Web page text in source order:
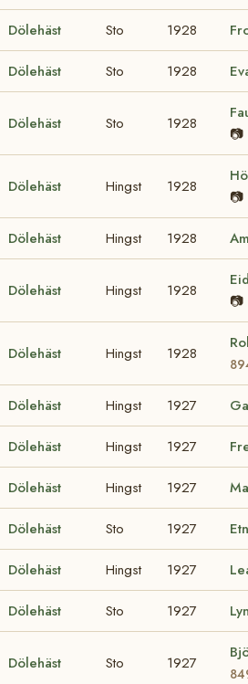
Dölehäst Sto 1928
Dölehäst Sto 1928
Dölehäst Sto 1928
📷
Dölehäst Hingst 1928
📷
Dölehäst Hingst 1928
Dölehäst Hingst 1928
📷
Dölehäst Hingst 1928
Dölehäst Hingst 1927
Dölehäst Hingst 1927
Dölehäst Hingst 1927
Dölehäst Sto 1927
Dölehäst Hingst 1927
Dölehäst Sto 1927
Dölehäst Sto 1927